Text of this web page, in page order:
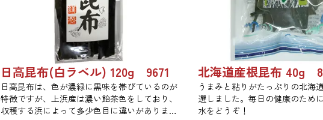
日高昆布(白ラベル) 120g 9671
日高昆布は、色が濃緑に黒味を帯びているのが
特徴ですが、上浜産は濃い飴茶色をしており、
収穫する浜によって多少色目に違いがありま
北海道産根昆布 40g
うまみと粘りがたっぷりの北海
選しました。毎日の健康のため
水をどうぞ！